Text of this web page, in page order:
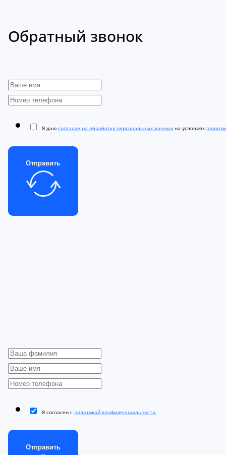
Обратный звонок
Я даю согласие на обработку персональных данных на условиях
Отправить
Я согласен с политикой конфиденциальности.
Отправить